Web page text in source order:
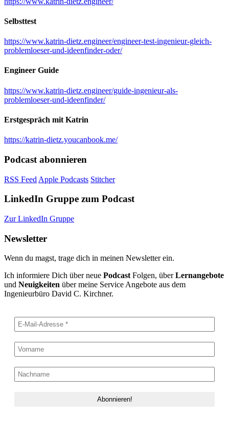
Selbsttest
https://www.katrin-dietz.engineer/engineer-test-ingenieur-gleich-
problemloeser-und-ideenfinder-oder/
Engineer Guide
https://www.katrin-dietz.engineer/guide-ingenieur-als-
problemloeser-und-ideenfinder/
Erstgespräch mit Katrin
https://katrin-dietz.youcanbook.me/
Podcast abonnieren
RSS Feed Apple Podcasts Stitcher
LinkedIn Gruppe zum Podcast
Zur LinkedIn Gruppe
Newsletter
Wenn du magst, trage dich in meinen Newsletter ein.
Ich informiere Dich über neue PodcastFolgen, überLernangebote
und Neuigkeiten über meine Service Angebote aus dem
Ingenieurbüro David C. Kirchner.